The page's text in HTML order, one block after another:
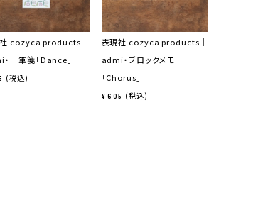
cozyca products｜
一筆箋「Dance」
税込
表現社 cozyca products｜
admi・ブロックメモ
「Chorus」
¥ 605 税込